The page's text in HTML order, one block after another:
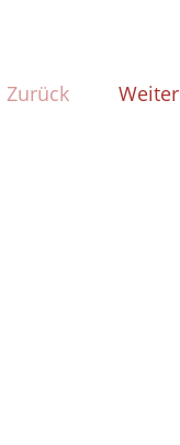
Zurück Weiter